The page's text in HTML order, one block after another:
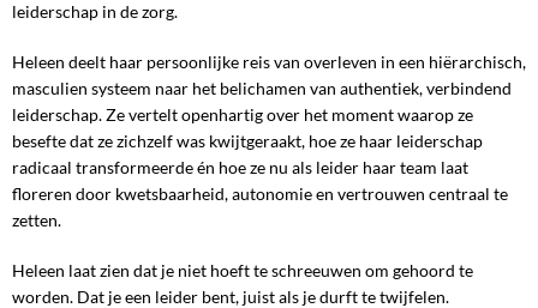
leiderschap in de zorg.
Heleen deelt haar persoonlijke reis van overleven in een hiërarchisch,
masculien systeem naar het belichamen van authentiek, verbindend
leiderschap. Ze vertelt openhartig over het moment waarop ze
besefte dat ze zichzelf was kwijtgeraakt, hoe ze haar leiderschap
radicaal transformeerde én hoe ze nu als leider haar team laat
floreren door kwetsbaarheid, autonomie en vertrouwen centraal te
zetten.
Heleen laat zien dat je niet hoeft te schreeuwen om gehoord te
worden. Dat je een leider bent, juist als je durft te twijfelen.